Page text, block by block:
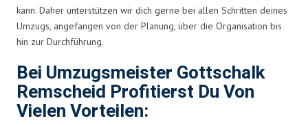
kann. Daher unterstützen wir dich gerne bei allen Schritten deines
Umzugs, angefangen von der Planung, über die Organisation bis
hin zur Durchführung.
Bei Umzugsmeister Gottschalk
Remscheid Profitierst Du Von
Vielen Vorteilen: